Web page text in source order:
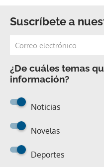
Suscríbete a
¿De cuáles temas
información?
Noticias
Novelas
Deportes